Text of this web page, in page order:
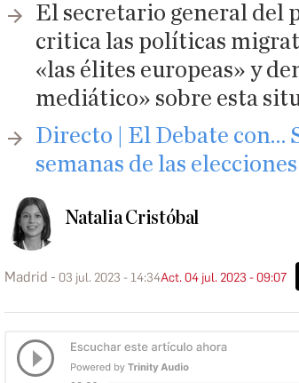
El secretario general del
critica las políticas
«las élites europeas» y
mediático» sobre esta
Directo | El Debate con…
semanas de las
Natalia Cristóbal
Madrid 03 jul. 2023 - 14:34Act. 04 jul. 2023 - 09:07